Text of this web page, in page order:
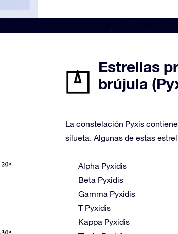
Estrellas
brújula
La constelación Pyxis
silueta. Algunas de estas
Alpha Pyxidis
Beta Pyxidis
Gamma Pyxidis
T Pyxidis
Kappa Pyxidis